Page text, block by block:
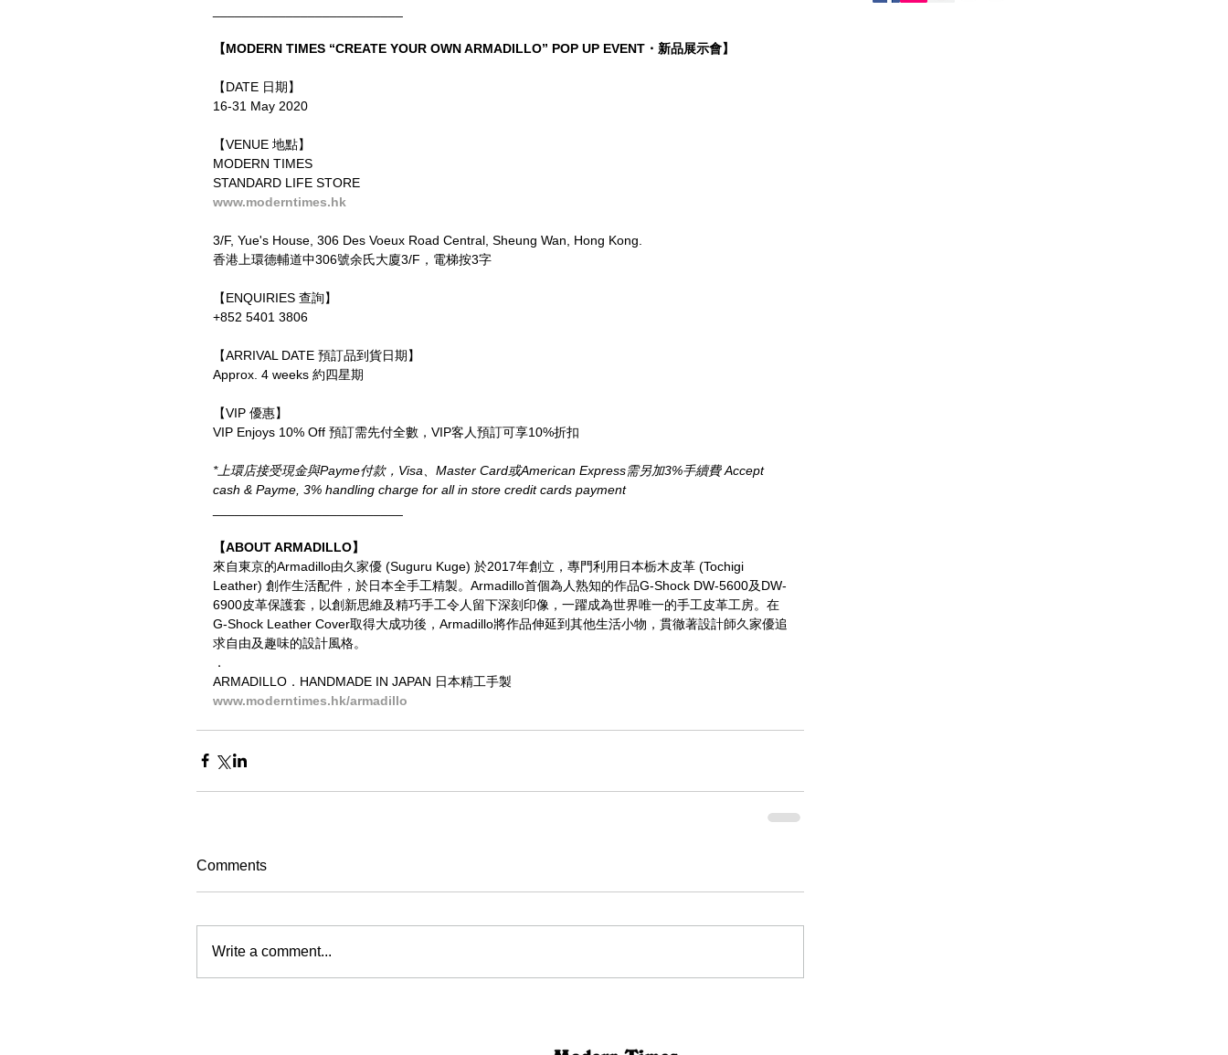
【MODERN TIMES “CREATE YOUR OWN ARMADILLO” POP UP EVENT・新品展示會】
【DATE 日期】
16-31 May 2020
【VENUE 地點】
MODERN TIMES
STANDARD LIFE STORE
www.moderntimes.hk
3/F, Yue's House, 306 Des Voeux Road Central, Sheung Wan, Hong Kong.
香港上環德輔道中306號余氏大廈3/F，電梯按3字
【ENQUIRIES 查詢】
+852 5401 3806
【ARRIVAL DATE 預訂品到貨日期】
Approx. 4 weeks 約四星期
【VIP 優惠】
VIP Enjoys 10% Off 預訂需先付全數，VIP客人預訂可享10%折扣
*上環店接受現金與Payme付款，Visa、Master Card或American Express需另加3%手續費 Accept
cash & Payme, 3% handling charge for all in store credit cards payment
【ABOUT ARMADILLO】
來自東京的Armadillo由久家優 (Suguru Kuge) 於2017年創立，專門利用日本栃木皮革 (Tochigi
Leather) 創作生活配件，於日本全手工精製。Armadillo首個為人熟知的作品G-Shock DW-5600及DW-
6900皮革保護套，以創新思維及精巧手工令人留下深刻印像，一躍成為世界唯一的手工皮革工房。在
G-Shock Leather Cover取得大成功後，Armadillo將作品伸延到其他生活小物，貫徹著設計師久家優追
求自由及趣味的設計風格。
．
ARMADILLO．HANDMADE IN JAPAN 日本精工手製
www.moderntimes.hk/armadillo
Comments
Write a comment...